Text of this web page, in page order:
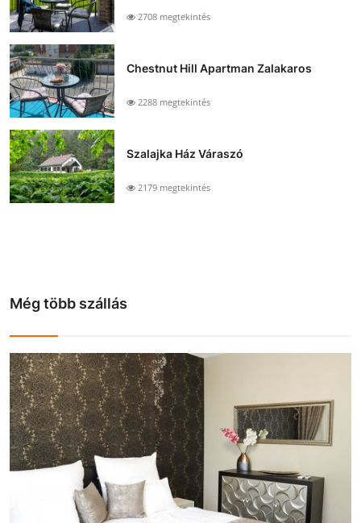
2708 megtekintés
Chestnut Hill Apartman Zalakaros
2288 megtekintés
Szalajka Ház Váraszó
2179 megtekintés
Még több szállás